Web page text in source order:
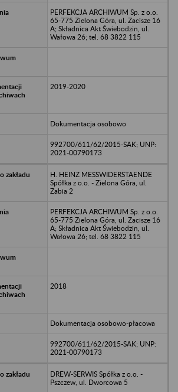
PERFEKCJA ARCHIWUM Sp. z o.o.
65-775 Zielona Góra, ul. Zacisze 16
A; Składnica Akt Świebodzin, ul.
Wałowa 26; tel. 68 3822 115
2019-2020
Dokumentacja osobowo
992700/611/62/2015-SAK; UNP:
2021-00790173
H. HEINZ MESSWIDERSTAENDE
Spółka z o.o. - Zielona Góra, ul.
Żabia 2
PERFEKCJA ARCHIWUM Sp. z o.o.
65-775 Zielona Góra, ul. Zacisze 16
A; Składnica Akt Świebodzin, ul.
Wałowa 26; tel. 68 3822 115
2018
Dokumentacja osobowo-płacowa
992700/611/62/2015-SAK; UNP:
2021-00790173
DREW-SERWIS Spółka z o.o. -
Pszczew, ul. Dworcowa 5